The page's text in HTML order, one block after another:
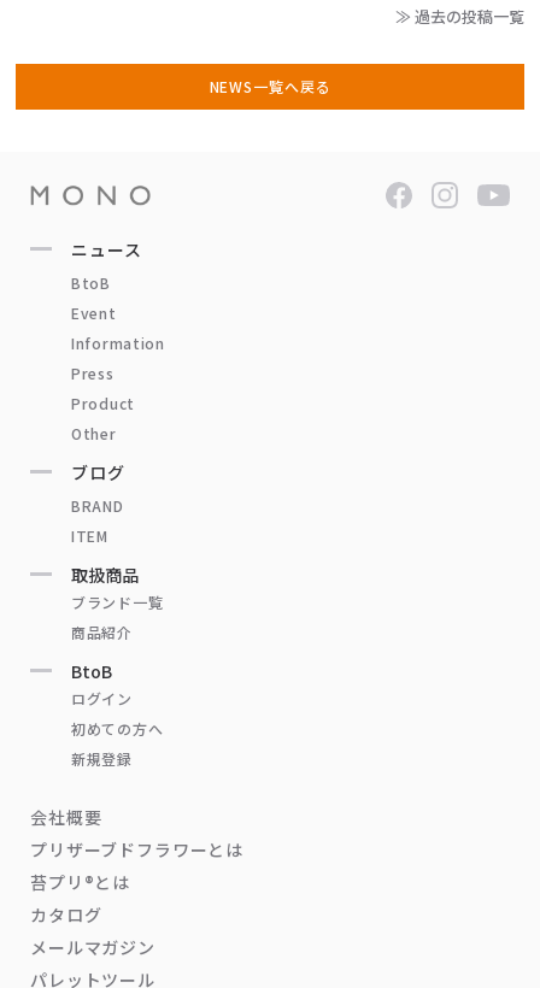
≫ 過去の投稿一覧
NEWS一覧へ戻る
ニュース
BtoB
Event
Information
Press
Product
Other
ブログ
BRAND
ITEM
取扱商品
ブランド一覧
商品紹介
BtoB
ログイン
初めての方へ
新規登録
会社概要
プリザーブドフラワーとは
苔プリ®とは
カタログ
メールマガジン
パレットツール